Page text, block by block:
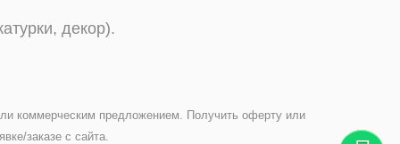
декор).
коммерческим предложением. Получить оферту или
заказе с сайта.